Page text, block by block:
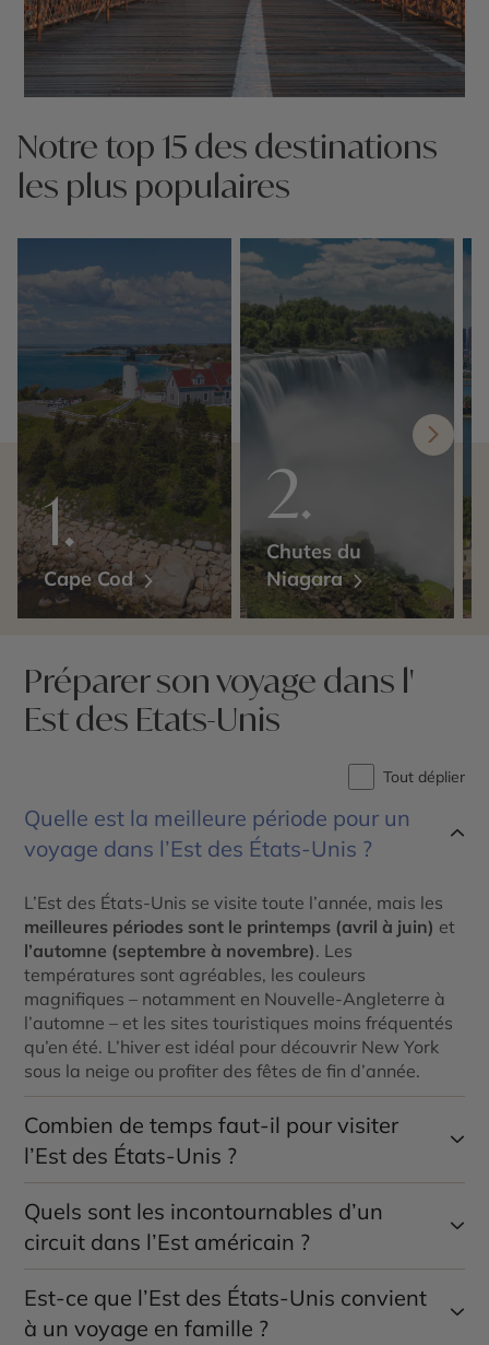
Notre top 15 des destinations
les plus populaires
Cape Cod
Chutes du
Niagara
Préparer son voyage dans l'
Est des Etats-Unis
Tout déplier
Quelle est la meilleure période pour un
voyage dans l’Est des États-Unis ?
L’Est des États-Unis se visite toute l’année, mais les
meilleures périodes sont le printemps (avril à juin) et
l’automne (septembre à novembre). Les
températures sont agréables, les couleurs
magnifiques – notamment en Nouvelle-Angleterre à
l’automne – et les sites touristiques moins fréquentés
qu’en été. L’hiver est idéal pour découvrir New York
sous la neige ou profiter des fêtes de fin d’année.
Combien de temps faut-il pour visiter
l’Est des États-Unis ?
Tout dépend des villes et régions que vous souhaitez
explorer. Pour unvoyage culturel entre
Si vous souhaitez étendre votre circuit vers la
lesAppalachesou leCanada francophone, comptez
2 à 3 semaines pour bien profiter.
Quels sont les incontournables d’un
circuit dans l’Est américain ?
Parmi les incontournables :
New Yorket ses monuments emblématiques
Est-ce que l’Est des États-Unis convient
à un voyage en famille ?